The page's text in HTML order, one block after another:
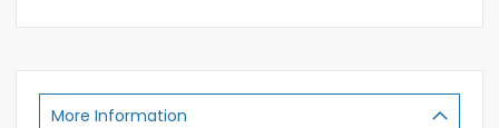
More Information